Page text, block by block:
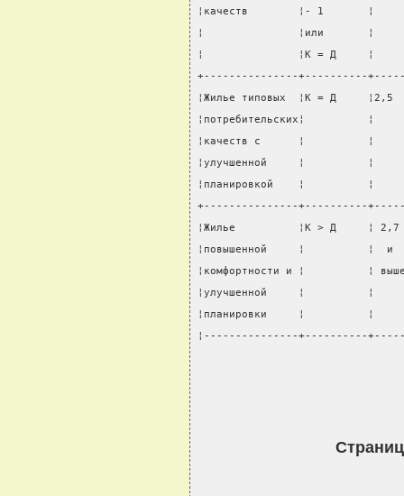
¦качеств        ¦- 1
¦               ¦или       ¦
¦               ¦К = Д     ¦
+---------------+----------
¦Жилье типовых  ¦К = Д     ¦2,5
¦потребительских¦
¦качеств с      ¦
¦улучшенной     ¦
¦планировкой    ¦
+---------------+----------
¦Жилье          ¦К > Д     ¦ 2,7
¦повышенной     ¦          ¦
¦комфортности и ¦
¦улучшенной     ¦
¦планировки     ¦
¦---------------+----------